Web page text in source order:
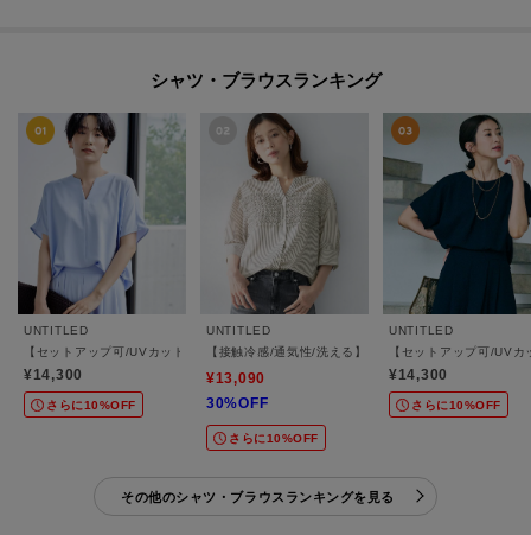
シャツ・ブラウスランキング
UNTITLED
【セットアップ可/UVカット/接触冷感/UVカット】リラクシーキーVネックブラウス
¥14,300
さらに10%OFF
UNTITLED
【接触冷感/通気性/洗える】フロントフリルブラウス
¥13,090
30%OFF
さらに10%OFF
UNTITLED
【セットアップ可/UV
¥14,300
さらに10%OFF
その他のシャツ・ブラウスランキングを見る